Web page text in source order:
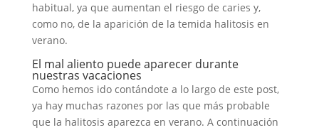
habitual, ya que aumentan el riesgo de caries y,
como no, de la aparición de la temida halitosis en
verano.
El mal aliento puede aparecer durante
nuestras vacaciones
Como hemos ido contándote a lo largo de este post,
ya hay muchas razones por las que más probable
que la halitosis aparezca en verano. A continuación